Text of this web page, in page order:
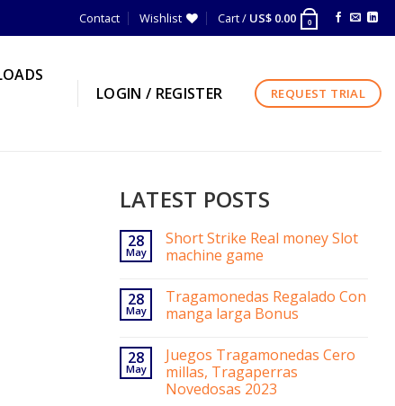
Contact Wishlist Cart / US$ 0.00 0
LOGIN / REGISTER
REQUEST TRIAL
LATEST POSTS
28
May
Short Strike Real money Slot
machine game
28
May
Tragamonedas Regalado Con
manga larga Bonus
28
May
Juegos Tragamonedas Cero
millas, Tragaperras
Novedosas 2023